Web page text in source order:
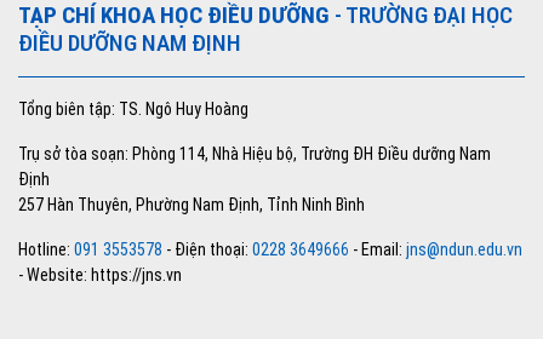
TẠP CHÍ KHOA HỌC ĐIỀU DƯỠNG - TRƯỜNG ĐẠI HỌC
ĐIỀU DƯỠNG NAM ĐỊNH
Tổng biên tập: TS. Ngô Huy Hoàng
Trụ sở tòa soạn: Phòng 114, Nhà Hiệu bộ, Trường ĐH Điều dưỡng Nam
Định
257 Hàn Thuyên, Phường Nam Định, Tỉnh Ninh Bình
Hotline: 091 3553578 - Điện thoại: 0228 3649666 - Email: jns@ndun.edu.vn
- Website: https://jns.vn